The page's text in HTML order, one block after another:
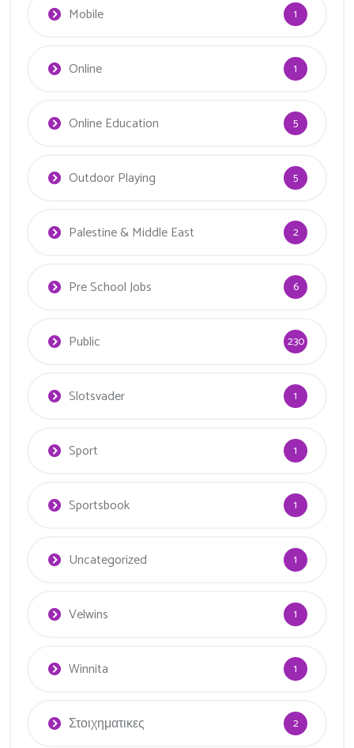
Mobile 1
Online 1
Online Education 5
Outdoor Playing 5
Palestine & Middle East 2
Pre School Jobs 6
Public 230
Slotsvader 1
Sport 1
Sportsbook 1
Uncategorized 1
Velwins 1
Winnita 1
Στοιχηματικες 2